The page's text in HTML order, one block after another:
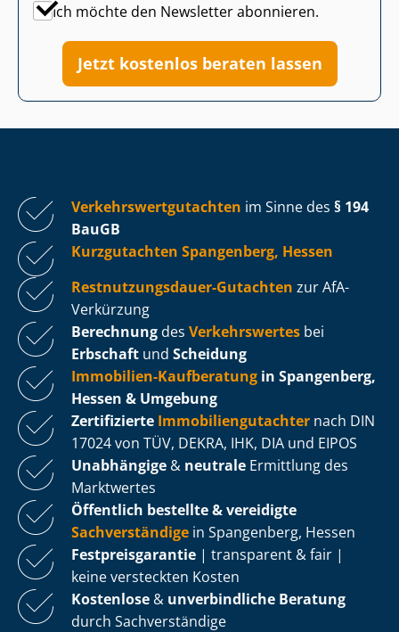
Ich möchte den Newsletter abonnieren.
Jetzt kostenlos beraten lassen
Ver­kehrs­wert­gut­ach­ten im Sinne des § 194
BauGB
Kurzgutachten Spangenberg, Hessen
Rest­nut­zungs­dau­er-Gutachten zur AfA-
Verkürzung
Berechnung des Verkehrswertes bei
Erbschaft und Scheidung
Immobilien-Kaufberatung in Spangenberg,
Hessen & Umgebung
Zertifizierte Im­mo­bi­li­en­gut­ach­ter nach DIN
17024 von TÜV, DEKRA, IHK, DIA und EIPOS
Unabhängige & neutrale Ermittlung des
Marktwertes
Öffentlich bestellte & vereidigte
Sachverständige in Spangenberg, Hessen
Fest­preis­ga­ran­tie | transparent & fair |
keine versteckten Kosten
Kostenlose & unverbindliche Beratung
durch Sachverständige